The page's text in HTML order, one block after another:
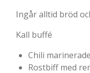
Ingår alltid bröd
Kall buffé
Chili
Rostbiff med